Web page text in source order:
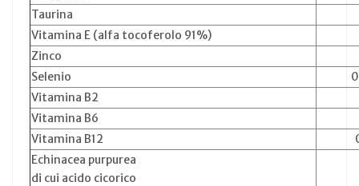
Taurina
Vitamina E (alfa tocoferolo 91%)
Zinco
Selenio
Vitamina B2
Vitamina B6
Vitamina B12
Echinacea purpurea
di cui acido cicorico